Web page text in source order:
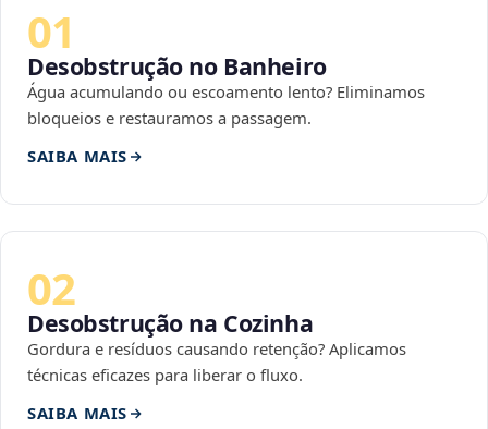
01
Desobstrução no Banheiro
Água acumulando ou escoamento lento? Eliminamos
bloqueios e restauramos a passagem.
SAIBA MAIS
02
Desobstrução na Cozinha
Gordura e resíduos causando retenção? Aplicamos
técnicas eficazes para liberar o fluxo.
SAIBA MAIS